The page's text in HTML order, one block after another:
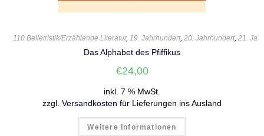
110 Belletristik/Erzählende Literatur,19. Jahrhundert,20. Jahrhundert,21.
Das Alphabet des Pfiffikus
€24,00
inkl. 7 % MwSt.
zzgl. Versandkosten für Lieferungen ins Ausland
Weitere Informationen